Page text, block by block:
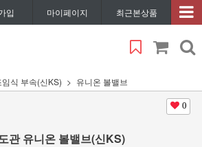
입 마이페이지 최근본상품
임식 부속(신KS) 유니온 볼밸브
0
관 유니온 볼밸브(신KS)